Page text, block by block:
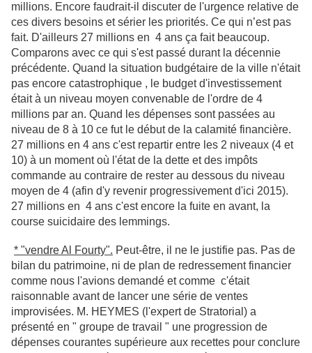
millions. Encore faudrait-il discuter de l'urgence relative de
ces divers besoins et sérier les priorités. Ce qui n’est pas
fait. D'ailleurs 27 millions en 4 ans ça fait beaucoup.
Comparons avec ce qui s'est passé durant la décennie
précédente. Quand la situation budgétaire de la ville n'était
pas encore catastrophique , le budget d'investissement
était à un niveau moyen convenable de l'ordre de 4
millions par an. Quand les dépenses sont passées au
niveau de 8 à 10 ce fut le début de la calamité financière.
27 millions en 4 ans c'est repartir entre les 2 niveaux (4 et
10) à un moment où l'état de la dette et des impôts
commande au contraire de rester au dessous du niveau
moyen de 4 (afin d'y revenir progressivement d'ici 2015).
27 millions en 4 ans c'est encore la fuite en avant, la
course suicidaire des lemmings.
* "vendre Al Fourty". Peut-être, il ne le justifie pas. Pas de
bilan du patrimoine, ni de plan de redressement financier
comme nous l'avions demandé et comme c'était
raisonnable avant de lancer une série de ventes
improvisées. M. HEYMES (l'expert de Stratorial) a
présenté en " groupe de travail " une progression de
dépenses courantes supérieure aux recettes pour conclure